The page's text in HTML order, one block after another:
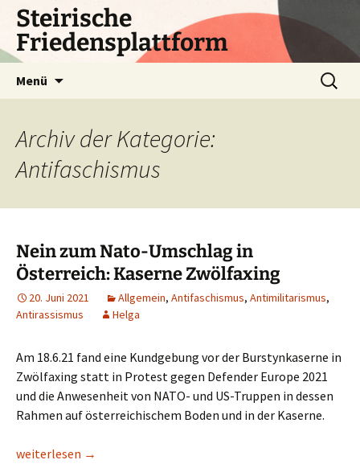
Zum
Inhalt
springen
Steirische
Friedensplattform
Menü
Suchen
nach:
Archiv der Kategorie:
Antifaschismus
Nein zum Nato-Umschlag in
Österreich: Kaserne Zwölfaxing
20. Juni 2021 Allgemein, Antifaschismus, Antimilitarismus,
Antirassismus
Helga
Am 18.6.21 fand eine Kundgebung vor der Burstynkaserne in
Zwölfaxing statt in Protest gegen Defender Europe 2021
und die Anwesenheit von NATO- und US-Truppen in dessen
Rahmen auf österreichischem Boden und in der Kaserne.
Nein zum Nato-Umschlag in Österreich: Kaserne Zwölfaxing
weiterlesen →